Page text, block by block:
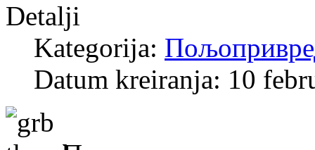
Detalji
Kategorija:
Datum kreiranja: 10